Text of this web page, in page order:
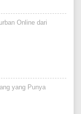
Online dari
yang Punya